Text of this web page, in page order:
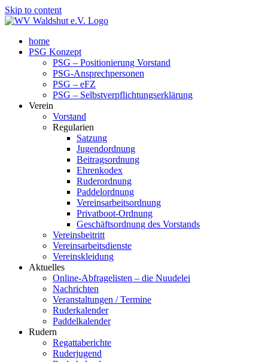
Skip to content
home
PSG Konzept
PSG – Positionierung Vorstand
PSG-Ansprechpersonen
PSG – eFZ
PSG – Selbstverpflichtungserklärung
Verein
Vorstand
Regularien
Satzung
Jugendordnung
Beitragsordnung
Ehrenkodex
Ruderordnung
Paddelordnung
Vereinsarbeitsordnung
Privatboot-Ordnung
Geschäftsordnung des Vorstands
Vereinsbeitritt
Vereinsarbeitsdienste
Vereinskleidung
Aktuelles
Online-Abfragelisten – die Nuudelei
Nachrichten
Veranstaltungen / Termine
Ruderkalender
Paddelkalender
Rudern
Regattaberichte
Ruderjugend